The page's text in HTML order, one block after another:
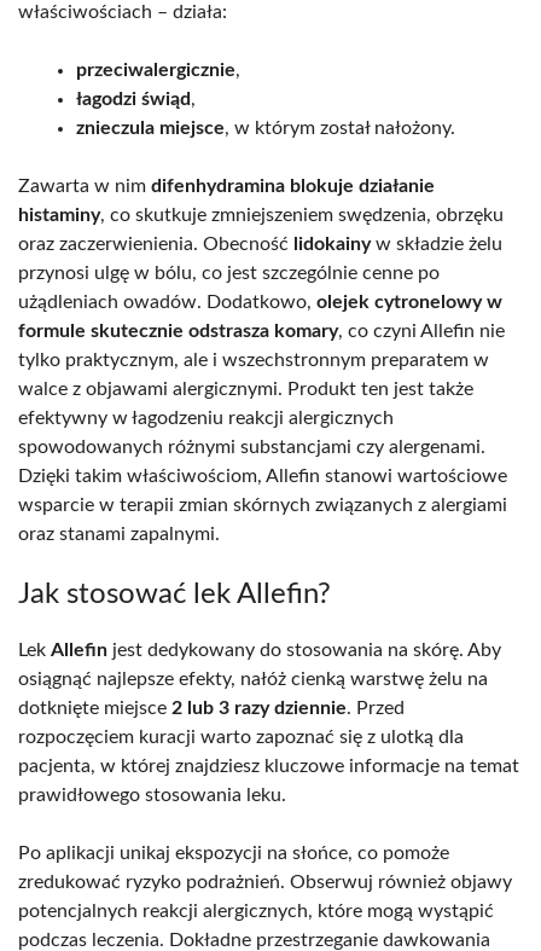
właściwościach – działa:
przeciwalergicznie,
łagodzi świąd,
znieczula miejsce, w którym został nałożony.
Zawarta w nim difenhydramina blokuje działanie
histaminy, co skutkuje zmniejszeniem swędzenia, obrzęku
oraz zaczerwienienia. Obecność lidokainyw składzie żelu
przynosi ulgę w bólu, co jest szczególnie cenne po
użądleniach owadów. Dodatkowo, olejek cytronelowy w
formule skutecznie odstrasza komary, co czyni Allefin nie
tylko praktycznym, ale i wszechstronnym preparatem w
walce z objawami alergicznymi. Produkt ten jest także
efektywny w łagodzeniu reakcji alergicznych
spowodowanych różnymi substancjami czy alergenami.
Dzięki takim właściwościom, Allefin stanowi wartościowe
wsparcie w terapii zmian skórnych związanych z alergiami
oraz stanami zapalnymi.
Jak stosować lek Allefin?
Lek Allefin jest dedykowany do stosowania na skórę. Aby
osiągnąć najlepsze efekty, nałóż cienką warstwę żelu na
dotknięte miejsce 2 lub 3 razy dziennie. Przed
rozpoczęciem kuracji warto zapoznać się z ulotką dla
pacjenta, w której znajdziesz kluczowe informacje na temat
prawidłowego stosowania leku.
Po aplikacji unikaj ekspozycji na słońce, co pomoże
zredukować ryzyko podrażnień. Obserwuj również objawy
potencjalnych reakcji alergicznych, które mogą wystąpić
podczas leczenia. Dokładne przestrzeganie dawkowania